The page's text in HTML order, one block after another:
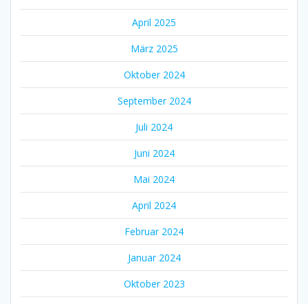
April 2025
März 2025
Oktober 2024
September 2024
Juli 2024
Juni 2024
Mai 2024
April 2024
Februar 2024
Januar 2024
Oktober 2023